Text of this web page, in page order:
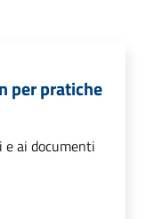
per pratiche
e ai documenti